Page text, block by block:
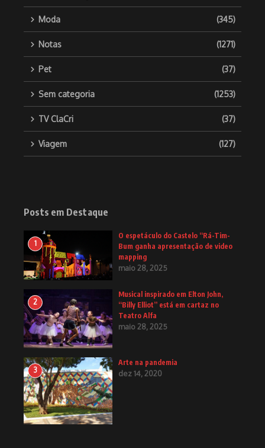
Moda (345)
Notas (1271)
Pet (37)
Sem categoria (1253)
TV ClaCri (37)
Viagem (127)
Posts em Destaque
1
O espetáculo do Castelo “Rá-Tim-
Bum ganha apresentação de video
mapping
maio 28, 2025
2
Musical inspirado em Elton John,
“Billy Elliot” está em cartaz no
Teatro Alfa
maio 28, 2025
3
Arte na pandemia
dez 14, 2020